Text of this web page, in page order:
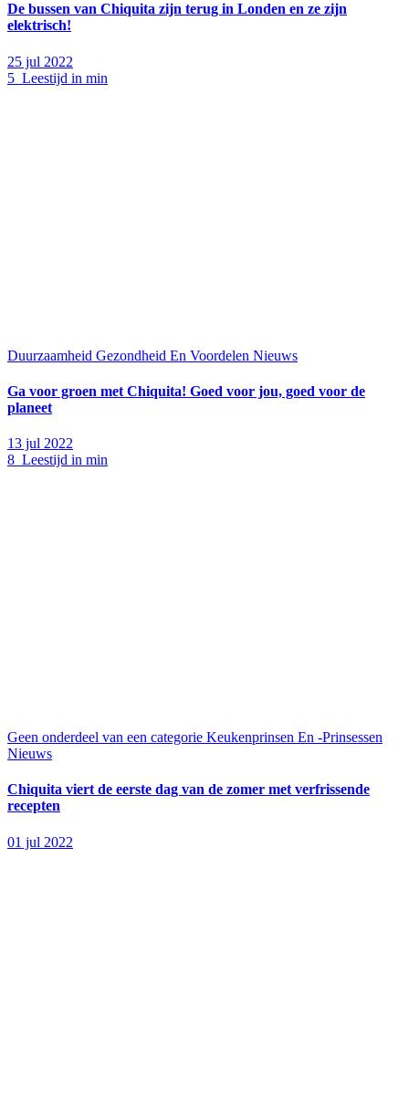
De bussen van Chiquita zijn terug in Londen en ze zijn
elektrisch!
25 jul 2022
5 Leestijd in min
Duurzaamheid Gezondheid En Voordelen Nieuws
Ga voor groen met Chiquita! Goed voor jou, goed voor de
planeet
13 jul 2022
8 Leestijd in min
Geen onderdeel van een categorie Keukenprinsen En -Prinsessen
Nieuws
Chiquita viert de eerste dag van de zomer met verfrissende
recepten
01 jul 2022